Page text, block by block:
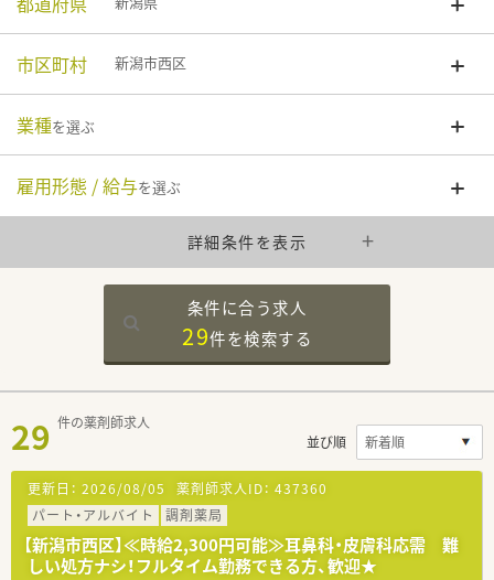
市区町村 新潟市西区
業種を選ぶ
雇用形態 / 給与を選ぶ
詳細条件を表示
条件に合う求人
29件を検索する
29 件の薬剤師求人
並び順
更新日： 2026/08/05 薬剤師求人ID： 437360
パート・アルバイト
調剤薬局
【新潟市西区】≪時給2,300円可能≫耳鼻科・皮膚科応需 難
しい処方ナシ！フルタイム勤務できる方、歓迎★